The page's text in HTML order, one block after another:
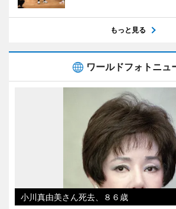
もっと見る
ワールドフォトニュ
小川真由美さん死去、８６歳